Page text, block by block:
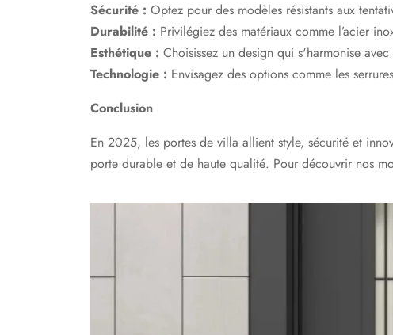
Sécurité : Optez pour des modèles résistants aux
Durabilité : Privilégiez des matériaux comme l’acier
Esthétique : Choisissez un design qui s'harmonise
Technologie : Envisagez des options comme les
Conclusion
En 2025, les portes de villa allient style, sécurité et
porte durable et de haute qualité. Pour découvrir nos